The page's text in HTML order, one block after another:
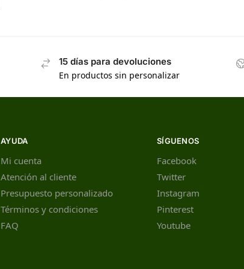
15 días para devoluciones
En productos sin personalizar
AYUDA
Mi cuenta
Atención al cliente
Presupuesto personalizado
Términos y condiciones
FAQ
SÍGUENOS
Facebook
Twitter
Instagram
Pinterest
Youtube